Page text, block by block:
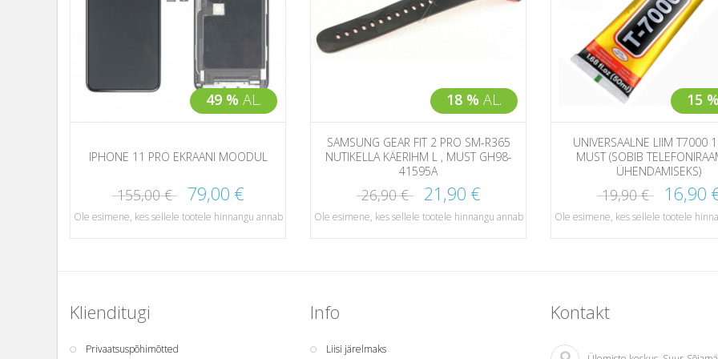
49 % AL.
IPHONE 11 PRO EKRAANI MOODUL
155,00 € 79,00 €
Ole esimene, kes sellele tootele hinnangu annab
18 % AL.
SAMSUNG GEAR FIT 2 PRO SM-R365
NUTIKELLA KÄERIHM L , MUST GH98-
41595A
26,90 € 21,90 €
Ole esimene, kes sellele tootele hinnangu annab
15 %
UNIVERSAALNE LIIM T7000
MUST (SOBIB
ÜHENDAMISEKS)
19,90 € 16,90
Ole esimene, kes sellele tootele
Klienditugi
Privaatsuspõhimõtted
Info
Liisi järelmaks
Kontakt